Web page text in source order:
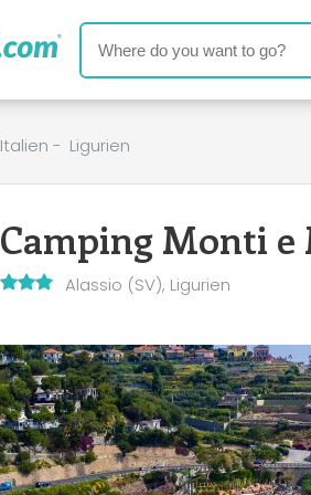
Italien - Ligurien
Camping Monti e
Alassio (SV), Ligurien